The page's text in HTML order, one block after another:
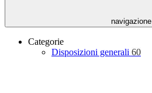
navigazione
Categorie
Disposizioni generali 60